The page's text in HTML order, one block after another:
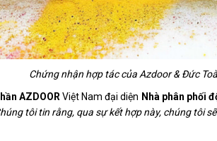
Chứng nhận hợp tác của Azdoor & Đức
AZDOOR Việt Nam đại diện Nhà phân phối
tôi tin rằng, qua sự kết hợp này, chúng tôi